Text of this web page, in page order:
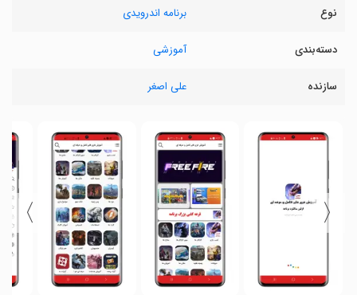
نوع برنامه اندرویدی
دسته‌بندی آموزشی
سازنده علی اصغر
〈
〉